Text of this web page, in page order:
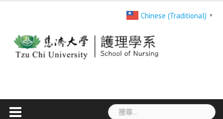
content
搜
Chinese (Traditional) ▼